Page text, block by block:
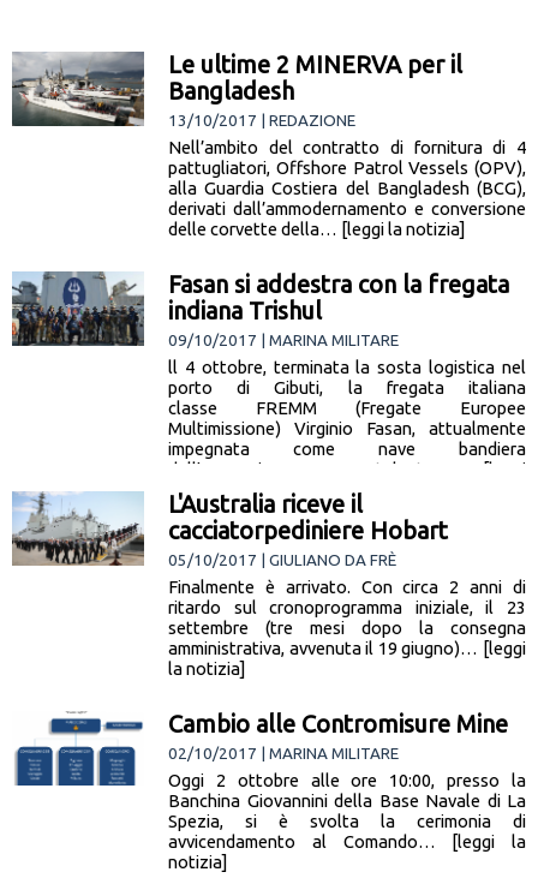
Le ultime 2 MINERVA per il
Bangladesh
13/10/2017 | REDAZIONE
Nell’ambito del contratto di fornitura di 4
pattugliatori, Offshore Patrol Vessels (OPV),
alla Guardia Costiera del Bangladesh (BCG),
derivati dall’ammodernamento e conversione
delle corvette della… [leggi la notizia]
Fasan si addestra con la fregata
indiana Trishul
09/10/2017 | MARINA MILITARE
ll 4 ottobre, terminata la sosta logistica nel
porto di Gibuti, la fregata italiana
classe FREMM (Fregate Europee
Multimissione) Virginio Fasan, attualmente
impegnata come nave bandiera
dell'Operazione europea Atalanta per… [leggi
la notizia]
L'Australia riceve il
cacciatorpediniere Hobart
05/10/2017 | GIULIANO DA FRÈ
Finalmente è arrivato. Con circa 2 anni di
ritardo sul cronoprogramma iniziale, il 23
settembre (tre mesi dopo la consegna
amministrativa, avvenuta il 19 giugno)… [leggi
la notizia]
Cambio alle Contromisure Mine
02/10/2017 | MARINA MILITARE
Oggi 2 ottobre alle ore 10:00, presso la
Banchina Giovannini della Base Navale di La
Spezia, si è svolta la cerimonia di
avvicendamento al Comando… [leggi la
notizia]